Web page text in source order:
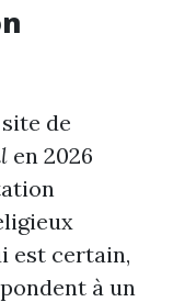
de
en 2026
est certain,
à un